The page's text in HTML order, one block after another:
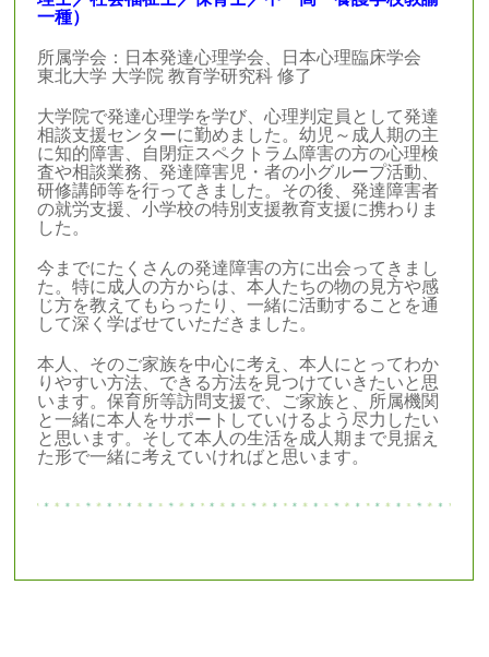
一種）
所属学会：日本発達心理学会、日本心理臨床学会
東北大学 大学院 教育学研究科 修了
大学院で発達心理学を学び、心理判定員として発達
相談支援センターに勤めました。幼児～成人期の主
に知的障害、自閉症スペクトラム障害の方の心理検
査や相談業務、発達障害児・者の小グループ活動、
研修講師等を行ってきました。その後、発達障害者
の就労支援、小学校の特別支援教育支援に携わりま
した。
今までにたくさんの発達障害の方に出会ってきまし
た。特に成人の方からは、本人たちの物の見方や感
じ方を教えてもらったり、一緒に活動することを通
して深く学ばせていただきました。
本人、そのご家族を中心に考え、本人にとってわか
りやすい方法、できる方法を見つけていきたいと思
います。保育所等訪問支援で、ご家族と、所属機関
と一緒に本人をサポートしていけるよう尽力したい
と思います。そして本人の生活を成人期まで見据え
た形で一緒に考えていければと思います。